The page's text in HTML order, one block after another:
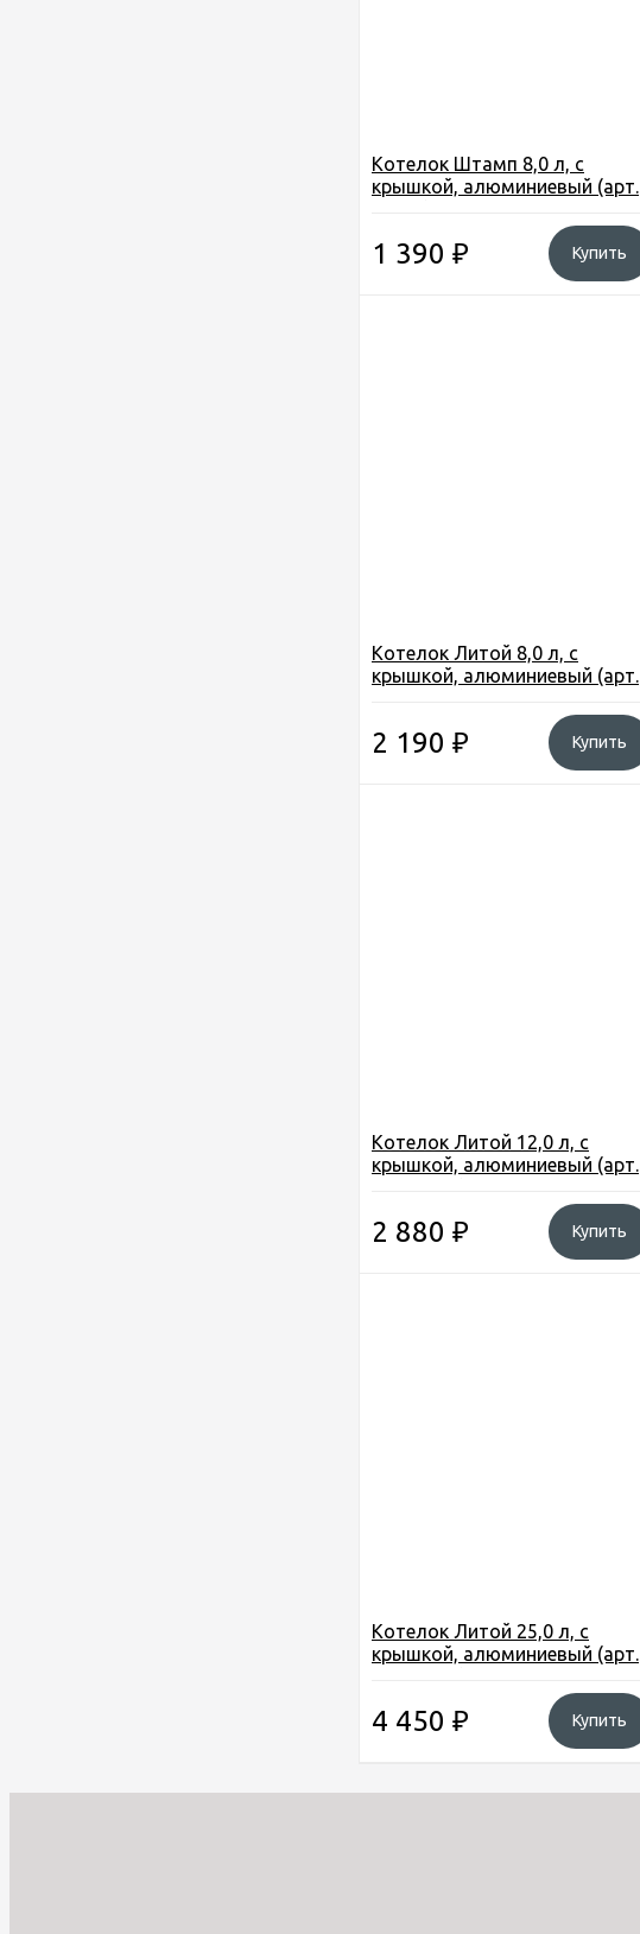
Котелок Штамп 8,0 л, с
крышкой, алюминиевый (арт.
1 390 ₽ Купить
Котелок Литой 8,0 л, с
крышкой, алюминиевый (арт.
2 190 ₽ Купить
Котелок Литой 12,0 л, с
крышкой, алюминиевый (арт.
2 880 ₽ Купить
Котелок Литой 25,0 л, с
крышкой, алюминиевый (арт.
4 450 ₽ Купить